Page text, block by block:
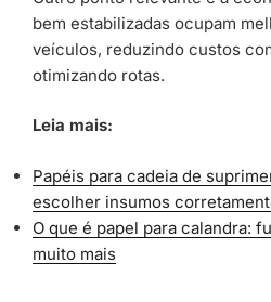
bem estabilizadas ocupam
veículos, reduzindo custos
otimizando rotas.
Leia mais:
Papéis para cadeia de
escolher insumos
O que é papel para calandra:
muito mais